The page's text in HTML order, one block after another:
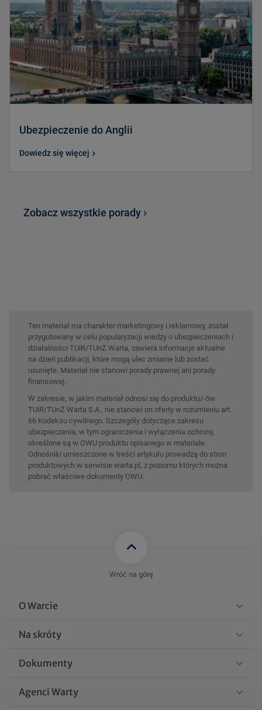
Ubezpieczenie do Anglii
Dowiedz się więcej
Zobacz wszystkie porady
Ten materiał ma charakter marketingowy i reklamowy, został
przygotowany w celu popularyzacji wiedzy o ubezpieczeniach i
działalności TUiR/TUnŻ Warta, zawiera informacje aktualne
na dzień publikacji, które mogą ulec zmianie lub zostać
usunięte. Materiał nie stanowi porady prawnej ani porady
finansowej.
W zakresie, w jakim materiał odnosi się do produktu/-ów
TUiR/TUnŻ Warta S.A., nie stanowi on oferty w rozumieniu art.
66 Kodeksu cywilnego. Szczegóły dotyczące zakresu
ubezpieczenia, w tym ograniczenia i wyłączenia ochrony,
określone są w OWU produktu opisanego w materiale.
Odnośniki umieszczone w treści artykułu prowadzą do stron
produktowych w serwisie warta.pl, z poziomu których można
pobrać właściwe dokumenty OWU.
Wróć na górę
O Warcie
Na skróty
Dokumenty
Agenci Warty